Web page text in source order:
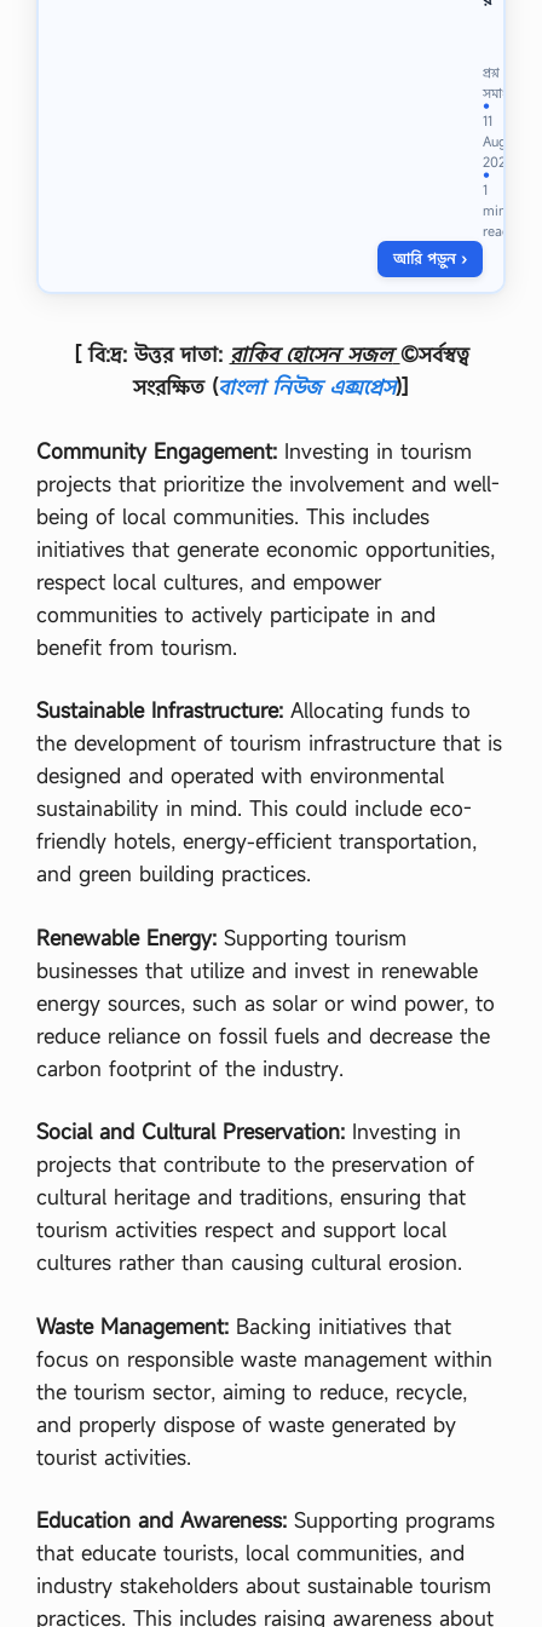
নে
ক
ল্প
হি
সে
বে
অ
র্থা
য়
নে
র
প্র
দে
নে
র
ভা
র
সা
ম্য
স
র্ব
লে
নে
য়
নে
…
প্রশ্ন
সমাধান
●
11
Aug
2025
●
1
min
read
আরি পড়ুন ›
[ বি:দ্র: উত্তর দাতা: রাকিব হোসেন সজল ©সর্বস্বত্ব
সংরক্ষিত (বাংলা নিউজ এক্সপ্রেস)]
Community Engagement: Investing in tourism
projects that prioritize the involvement and well-
being of local communities. This includes
initiatives that generate economic opportunities,
respect local cultures, and empower
communities to actively participate in and
benefit from tourism.
Sustainable Infrastructure: Allocating funds to
the development of tourism infrastructure that is
designed and operated with environmental
sustainability in mind. This could include eco-
friendly hotels, energy-efficient transportation,
and green building practices.
Renewable Energy: Supporting tourism
businesses that utilize and invest in renewable
energy sources, such as solar or wind power, to
reduce reliance on fossil fuels and decrease the
carbon footprint of the industry.
Social and Cultural Preservation: Investing in
projects that contribute to the preservation of
cultural heritage and traditions, ensuring that
tourism activities respect and support local
cultures rather than causing cultural erosion.
Waste Management: Backing initiatives that
focus on responsible waste management within
the tourism sector, aiming to reduce, recycle,
and properly dispose of waste generated by
tourist activities.
Education and Awareness: Supporting programs
that educate tourists, local communities, and
industry stakeholders about sustainable tourism
practices. This includes raising awareness about